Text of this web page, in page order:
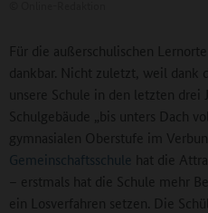
Für die außerschulischen
dankbar. Nicht zuletzt, weil dank
unsere Schule in den letzten drei
Schulgebäude „bis unters Dach
gymnasialen Oberstufe im
Gemeinschaftsschule hat die
– erstmals hat die Schule mehr
ein Losverfahren setzen. Die